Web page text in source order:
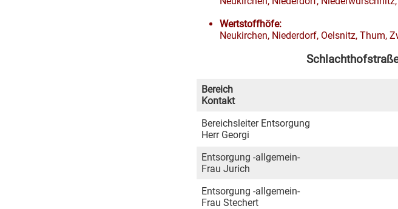
Wertstoffhöfe:
Neukirchen, Niederdorf, Oelsnitz, Thum,
Bereich
Kontakt
Bereichsleiter Entsorgung
Herr Georgi
Entsorgung -allgemein-
Frau Jurich
Entsorgung -allgemein-
Frau Stechert